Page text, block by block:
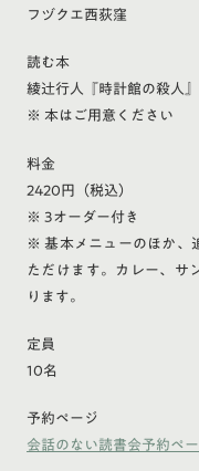
フヅクエ西荻窪
読む本
綾辻行人『時計館の殺人』
※ 本はご用意ください
料金
2420円（税込）
※ 3オーダー付き
※ 基本メニューのほか、
ただけます。カレー、サ
ります。
定員
10名
予約ページ
会話のない読書会予約ペ